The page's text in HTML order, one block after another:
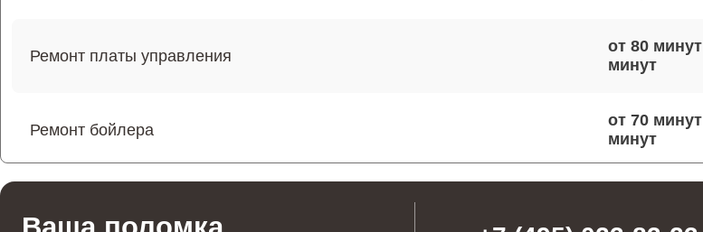
Ремонт платы управления
от 80 минут
Ремонт бойлера
от 70 минут